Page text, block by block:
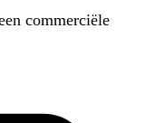
commerciële